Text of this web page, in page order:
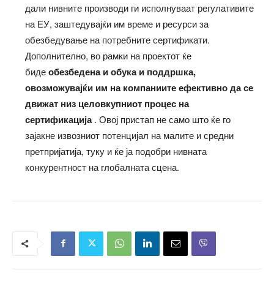
дали нивните производи ги исполнуваат регулативите
на ЕУ, заштедувајќи им време и ресурси за
обезбедување на потребните сертификати.
Дополнително, во рамки на проектот ќе
бидеобезбедена и обука и поддршка,
овозможувајќи им на компаниите ефективно да се
движат низ целовкупниот процес на
сертификација. Овој пристап не само што ќе го
зајакне извозниот потенцијал на малите и средни
претпријатија, туку и ќе ја подобри нивната
конкурентност на глобалната сцена.